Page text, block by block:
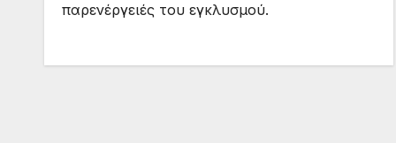
παρενέργειές του εγκλυσμού.